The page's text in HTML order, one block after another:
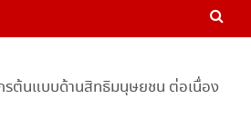
รต้นแบบด้านสิทธิมนุษยชน ต่อเนื่อง